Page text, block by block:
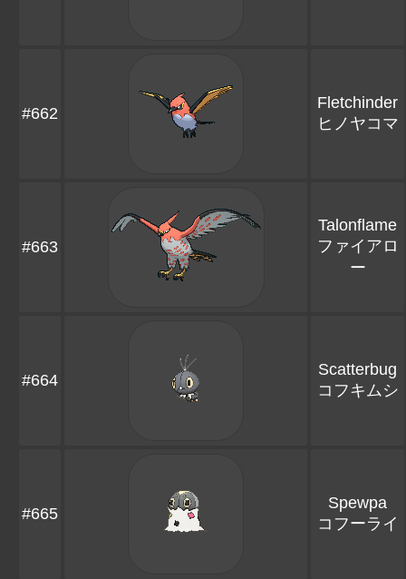
#662
Fletchinder
ヒノヤコマ
#663
Talonflame
ファイアロ
ー
#664
Scatterbug
コフキムシ
#665
Spewpa
コフーライ